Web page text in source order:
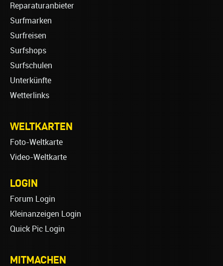
Reparaturanbieter
Surfmarken
Surfreisen
Surfshops
Surfschulen
Unterkünfte
Wetterlinks
WELTKARTEN
Foto-Weltkarte
Video-Weltkarte
LOGIN
Forum Login
Kleinanzeigen Login
Quick Pic Login
MITMACHEN